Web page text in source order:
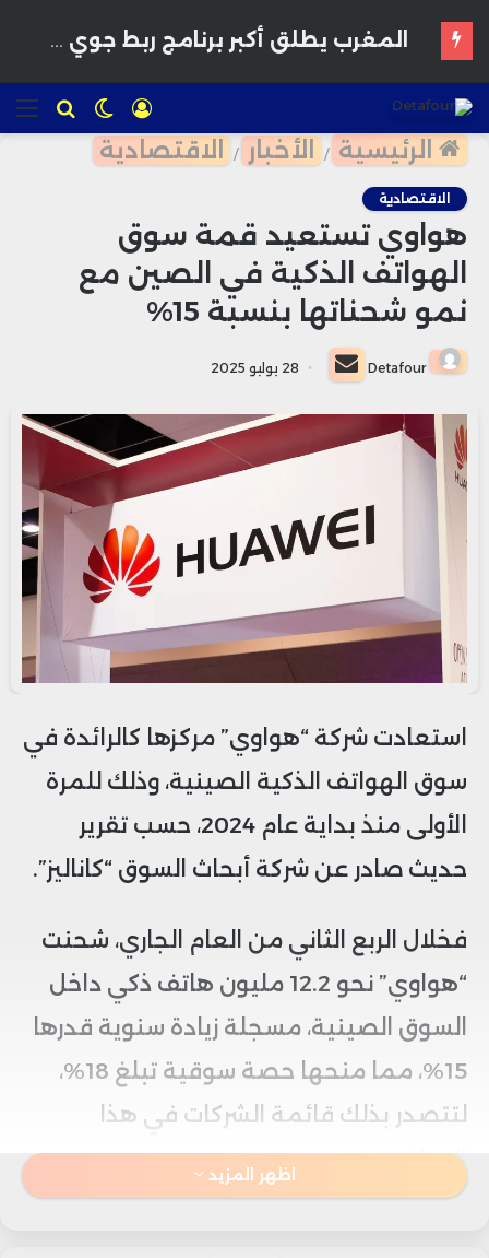
مطار الرباط-سلا يعزز نموه الجوي بارتفاع حركة المسافرين بأكثر من 14%
للبحث الوضع
المظلم
تسجيل
الدخول
الرئيسية / الأخبار / الاقتصادية
الاقتصادية
هواوي تستعيد قمة سوق
الهواتف الذكية في الصين مع
نمو شحناتها بنسبة 15%
Detafour
أرسل
بريدا
إلكترونيا
28 يوليو 2025
استعادت شركة “هواوي” مركزها كالرائدة في
سوق الهواتف الذكية الصينية، وذلك للمرة
الأولى منذ بداية عام 2024، حسب تقرير
حديث صادر عن شركة أبحاث السوق “كاناليز”.
فخلال الربع الثاني من العام الجاري، شحنت
“هواوي” نحو 12.2 مليون هاتف ذكي داخل
السوق الصينية، مسجلة زيادة سنوية قدرها
15%، مما منحها حصة سوقية تبلغ 18%،
لتتصدر بذلك قائمة الشركات في هذا
القطاع.
اظهر المزيد